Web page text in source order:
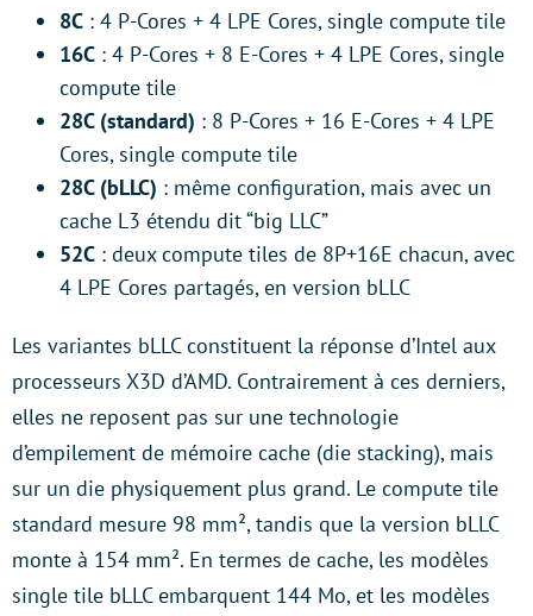
8C : 4 P-Cores + 4 LPE Cores, single compute tile
16C : 4 P-Cores + 8 E-Cores + 4 LPE Cores, single
compute tile
28C (standard) : 8 P-Cores + 16 E-Cores + 4 LPE
Cores, single compute tile
28C (bLLC) : même configuration, mais avec un
cache L3 étendu dit “big LLC”
52C : deux compute tiles de 8P+16E chacun, avec
4 LPE Cores partagés, en version bLLC
Les variantes bLLC constituent la réponse d’Intel aux
processeurs X3D d’AMD. Contrairement à ces derniers,
elles ne reposent pas sur une technologie
d’empilement de mémoire cache (die stacking), mais
sur un die physiquement plus grand. Le compute tile
standard mesure 98 mm², tandis que la version bLLC
monte à 154 mm². En termes de cache, les modèles
single tile bLLC embarquent 144 Mo, et les modèles